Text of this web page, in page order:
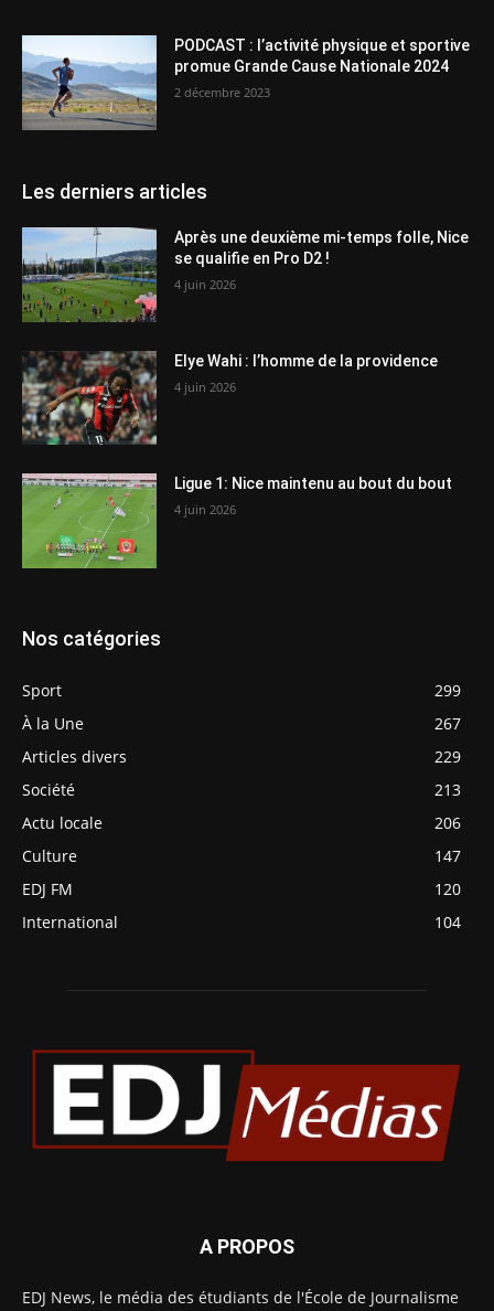
PODCAST : l’activité physique et sportive
promue Grande Cause Nationale 2024
2 décembre 2023
Les derniers articles
Après une deuxième mi-temps folle, Nice
se qualifie en Pro D2 !
4 juin 2026
Elye Wahi : l’homme de la providence
4 juin 2026
Ligue 1: Nice maintenu au bout du bout
4 juin 2026
Nos catégories
Sport
299
À la Une
267
Articles divers
229
Société
213
Actu locale
206
Culture
147
EDJ FM
120
International
104
A PROPOS
EDJ News, le média des étudiants de l'École de Journalisme